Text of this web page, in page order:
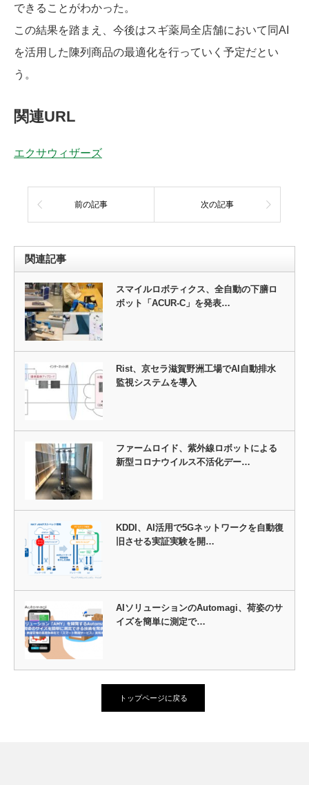
できることがわかった。
この結果を踏まえ、今後はスギ薬局全店舗において同AI
を活用した陳列商品の最適化を行っていく予定だとい
う。
関連URL
エクサウィザーズ
前の記事 次の記事
関連記事
スマイルロボティクス、全自動の下膳ロ
ボット「ACUR-C」を発表…
Rist、京セラ滋賀野洲工場でAI自動排水
監視システムを導入
ファームロイド、紫外線ロボットによる
新型コロナウイルス不活化デー…
KDDI、AI活用で5Gネットワークを自動復
旧させる実証実験を開…
AIソリューションのAutomagi、荷姿のサ
イズを簡単に測定で…
トップページに戻る